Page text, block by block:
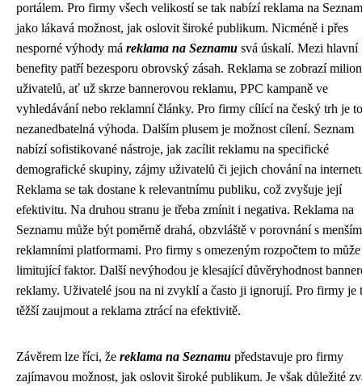
portálem. Pro firmy všech velikostí se tak nabízí reklama na
jako lákavá možnost, jak oslovit široké publikum. Nicméně i přes
nesporné výhody má reklama na Seznamu svá úskalí. Mezi hlavní
benefity patří bezesporu obrovský zásah. Reklama se zobrazí
uživatelů, ať už skrze bannerovou reklamu, PPC kampaně ve
vyhledávání nebo reklamní články. Pro firmy cílící na český trh je to
nezanedbatelná výhoda. Dalším plusem je možnost cílení. Seznam
nabízí sofistikované nástroje, jak zacílit reklamu na specifické
demografické skupiny, zájmy uživatelů či jejich chování na
Reklama se tak dostane k relevantnímu publiku, což zvyšuje její
efektivitu. Na druhou stranu je třeba zmínit i negativa. Reklama na
Seznamu může být poměrně drahá, obzvláště v porovnání s
reklamními platformami. Pro firmy s omezeným rozpočtem to
limitující faktor. Další nevýhodou je klesající důvěryhodnost
reklamy. Uživatelé jsou na ni zvyklí a často ji ignorují. Pro firmy je
těžší zaujmout a reklama ztrácí na efektivitě.
Závěrem lze říci, že reklama na Seznamu představuje pro firmy
zajímavou možnost, jak oslovit široké publikum. Je však důležité